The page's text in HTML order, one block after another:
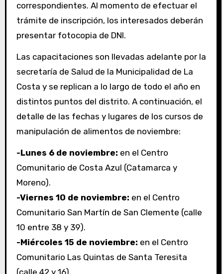
correspondientes. Al momento de efectuar el
trámite de inscripción, los interesados deberán
presentar fotocopia de DNI.
Las capacitaciones son llevadas adelante por la
secretaría de Salud de la Municipalidad de La
Costa y se replican a lo largo de todo el año en
distintos puntos del distrito. A continuación, el
detalle de las fechas y lugares de los cursos de
manipulación de alimentos de noviembre:
-Lunes 6 de noviembre: en el Centro
Comunitario de Costa Azul (Catamarca y
Moreno).
-Viernes 10 de noviembre: en el Centro
Comunitario San Martín de San Clemente (calle
10 entre 38 y 39).
-Miércoles 15 de noviembre: en el Centro
Comunitario Las Quintas de Santa Teresita
(calle 42 y 16).